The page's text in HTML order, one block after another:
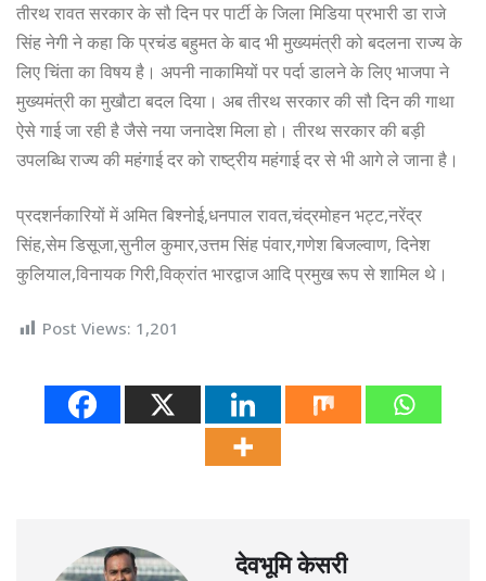
तीरथ रावत सरकार के सौ दिन पर पार्टी के जिला मिडिया प्रभारी डा राजे
सिंह नेगी ने कहा कि प्रचंड बहुमत के बाद भी मुख्यमंत्री को बदलना राज्य के
लिए चिंता का विषय है। अपनी नाकामियों पर पर्दा डालने के लिए भाजपा ने
मुख्यमंत्री का मुखौटा बदल दिया। अब तीरथ सरकार की सौ दिन की गाथा
ऐसे गाई जा रही है जैसे नया जनादेश मिला हो। तीरथ सरकार की बड़ी
उपलब्धि राज्य की महंगाई दर को राष्ट्रीय महंगाई दर से भी आगे ले जाना है।
प्रदशर्नकारियों में अमित बिश्नोई,धनपाल रावत,चंद्रमोहन भट्ट,नरेंद्र
सिंह,सेम डिसूजा,सुनील कुमार,उत्तम सिंह पंवार,गणेश बिजल्वाण, दिनेश
कुलियाल,विनायक गिरी,विक्रांत भारद्वाज आदि प्रमुख रूप से शामिल थे।
Post Views: 1,201
देवभूमि केसरी